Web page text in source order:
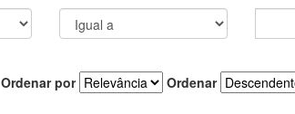
Ordenar por Ordenar